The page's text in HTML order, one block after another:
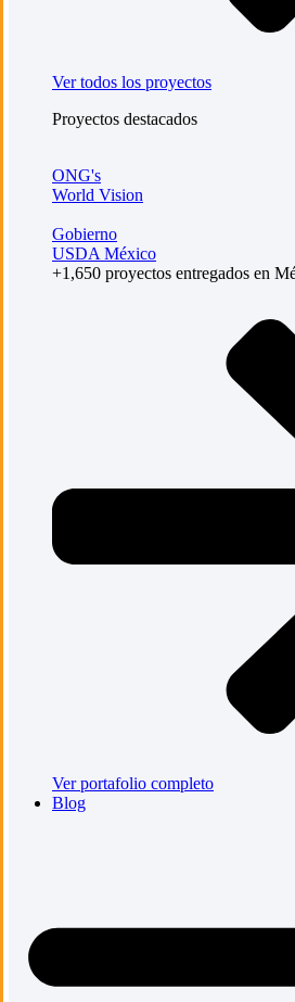
Ver todos los proyectos
Proyectos destacados
ONG's
World Vision
Gobierno
USDA México
+1,650 proyectos entregados en
Ver portafolio completo
Blog